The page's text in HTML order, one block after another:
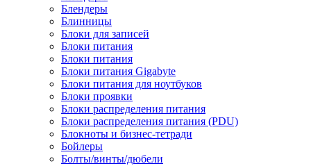
Блендеры
Блинницы
Блоки для записей
Блоки питания
Блоки питания
Блоки питания Gigabyte
Блоки питания для ноутбуков
Блоки проявки
Блоки распределения питания
Блоки распределения питания (PDU)
Блокноты и бизнес-тетради
Бойлеры
Болты/винты/дюбели